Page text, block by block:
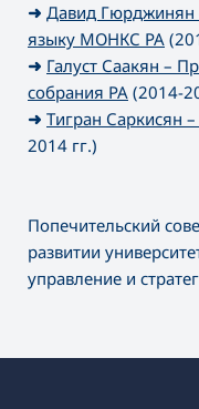
➜ Давид Гюрджинян
языку МОНКС РА
➜ Галуст Саакян –
собрания РА (2014-
➜ Тигран Саркисян
2014 гг.)
Попечительский
развитии
управление и